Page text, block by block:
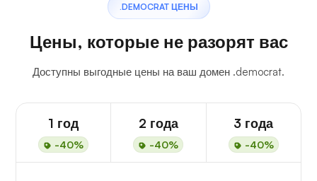
.DEMOCRAT ЦЕНЫ
Цены, которые не разорят вас
Доступны выгодные цены на ваш домен .democrat.
1 год
-40%
2 года
-40%
3 года
-40%